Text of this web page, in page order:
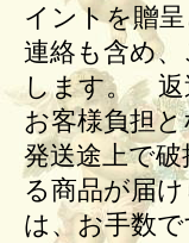
イントを贈
連絡も含め
します。 返
お客様負担
発送途上で
る商品が届
は、お手数